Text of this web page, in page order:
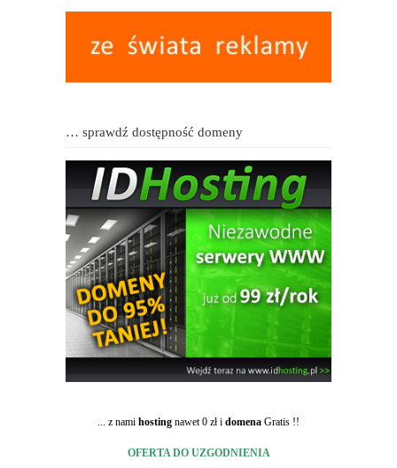
… sprawdź dostępność domeny
... z nami hosting nawet 0 zł i domena Gratis !!
OFERTA DO UZGODNIENIA